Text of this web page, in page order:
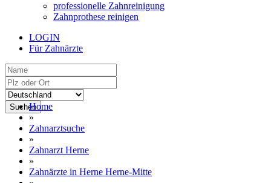
professionelle Zahnreinigung
Zahnprothese reinigen
LOGIN
Für Zahnärzte
SuchenHome
»
Zahnarztsuche
»
Zahnarzt Herne
»
Zahnärzte in Herne Herne-Mitte